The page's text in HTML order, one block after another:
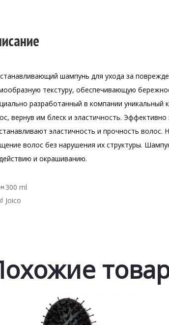
шампунь для ухода за
текстуру, обеспечивающую
разработанный в компании уникальный
вернув им блеск и эластичность.
эластичность и прочность
волос без нарушения их структуры.
и окрашиванию.
300 ml
Joico